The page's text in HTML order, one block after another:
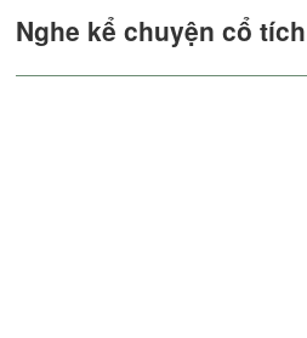
Nghe kể chuyện cổ